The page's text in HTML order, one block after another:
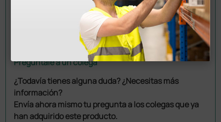
Pregúntale a un colega
¿Todavía tienes alguna duda? ¿Necesitas más
información?
Envía ahora mismo tu pregunta a los colegas que ya
han adquirido este producto.